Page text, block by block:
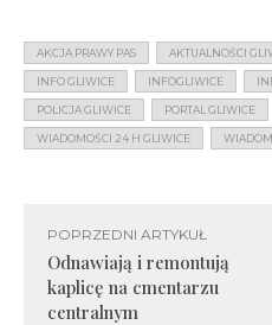
AKCJA PRAWY PAS AKTUALNOŚCI
INFO GLIWICE INFOGLIWICE
POLICJA GLIWICE PORTAL GLIWICE
WIADOMOŚCI 24 H GLIWICE
POPRZEDNI ARTYKUŁ
Odnawiają i remontują
kaplicę na cmentarzu
centralnym